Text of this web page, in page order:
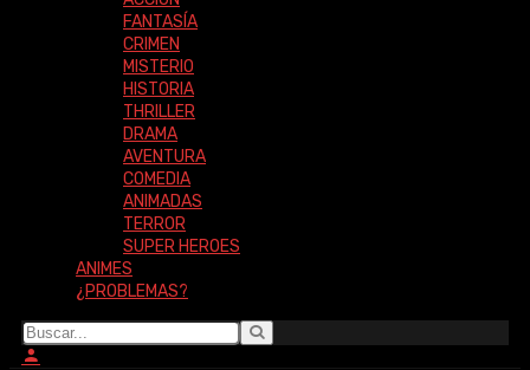
FANTASÍA
CRIMEN
MISTERIO
HISTORIA
THRILLER
DRAMA
AVENTURA
COMEDIA
ANIMADAS
TERROR
SUPER HEROES
ANIMES
¿PROBLEMAS?